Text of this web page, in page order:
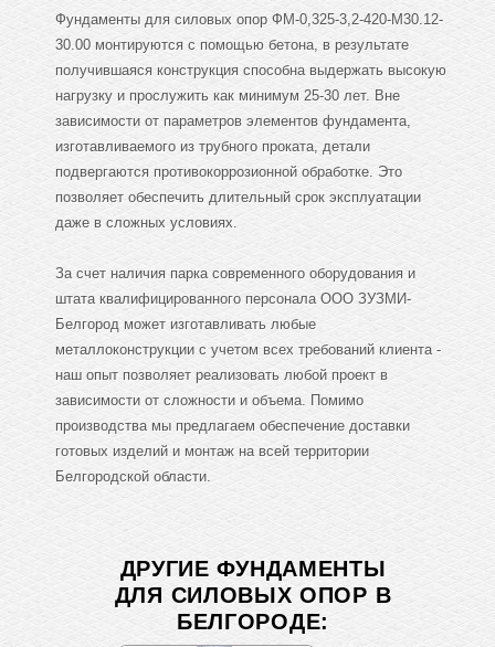
Фундаменты для силовых опор ФМ-0,325-3,2-420-М30.12-
30.00 монтируются с помощью бетона, в результате
получившаяся конструкция способна выдержать высокую
нагрузку и прослужить как минимум 25-30 лет. Вне
зависимости от параметров элементов фундамента,
изготавливаемого из трубного проката, детали
подвергаются противокоррозионной обработке. Это
позволяет обеспечить длительный срок эксплуатации
даже в сложных условиях.
За счет наличия парка современного оборудования и
штата квалифицированного персонала ООО ЗУЗМИ-
Белгород может изготавливать любые
металлоконструкции с учетом всех требований клиента -
наш опыт позволяет реализовать любой проект в
зависимости от сложности и объема. Помимо
производства мы предлагаем обеспечение доставки
готовых изделий и монтаж на всей территории
Белгородской области.
ДРУГИЕ ФУНДАМЕНТЫ
ДЛЯ СИЛОВЫХ ОПОР В
БЕЛГОРОДЕ: